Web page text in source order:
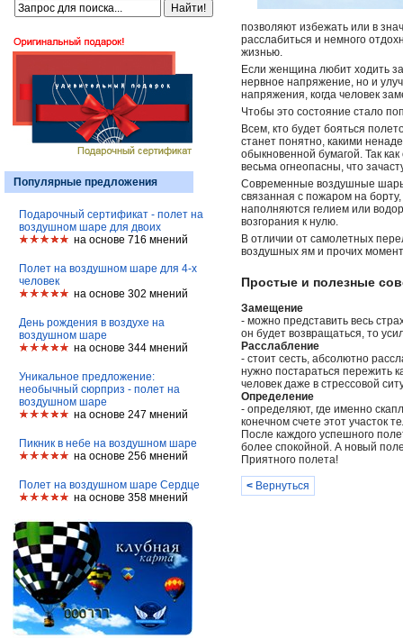
Популярные предложения
Подарочный сертификат - полет на
воздушном шаре для двоих
на основе 716 мнений
Полет на воздушном шаре для 4-х
человек
на основе 302 мнений
День рождения в воздухе на
воздушном шаре
на основе 344 мнений
Уникальное предложение:
необычный сюрприз - полет на
воздушном шаре
на основе 247 мнений
Пикник в небе на воздушном шаре
на основе 256 мнений
Полет на воздушном шаре Сердце
на основе 358 мнений
позволяют избежать или в
расслабиться и немного
жизнью.
Если женщина любит ходить
нервное напряжение, но и
напряжения, когда человек
Чтобы это состояние стало
Всем, кто будет бояться
станет понятно, какими
обыкновенной бумагой. Так
весьма огнеопасны, что
Современные воздушные
связанная с пожаром на
наполняются гелием или
возгорания к нулю.
В отличии от самолетных
воздушных ям и прочих
Простые и полезные
Замещение
- можно представить весь
он будет возвращаться, то
Расслабление
- стоит сесть, абсолютно
нужно постараться пережить
человек даже в стрессовой
Определение
- определяют, где именно
конечном счете этот участок
После каждого успешного
более спокойной. А новый
Приятного полета!
< Вернуться